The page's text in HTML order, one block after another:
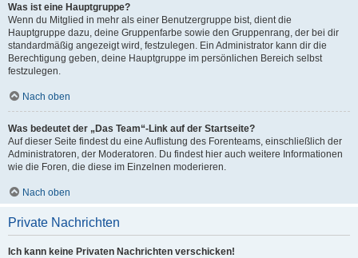
Was ist eine Hauptgruppe?
Wenn du Mitglied in mehr als einer Benutzergruppe bist, dient die
Hauptgruppe dazu, deine Gruppenfarbe sowie den Gruppenrang, der bei dir
standardmäßig angezeigt wird, festzulegen. Ein Administrator kann dir die
Berechtigung geben, deine Hauptgruppe im persönlichen Bereich selbst
festzulegen.
Nach oben
Was bedeutet der „Das Team“-Link auf der Startseite?
Auf dieser Seite findest du eine Auflistung des Forenteams, einschließlich der
Administratoren, der Moderatoren. Du findest hier auch weitere Informationen
wie die Foren, die diese im Einzelnen moderieren.
Nach oben
Private Nachrichten
Ich kann keine Privaten Nachrichten verschicken!